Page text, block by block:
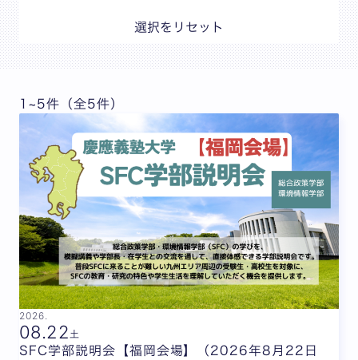
選択をリセット
1~5件（全5件）
2026.
08.22土
SFC学部説明会【福岡会場】（2026年8月22日